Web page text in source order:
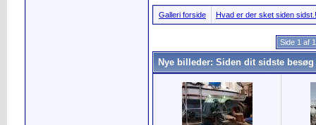
Galleri forside Hvad er der sket siden sidst.!
Side 1 af
Nye billeder: Siden dit sidste besøg